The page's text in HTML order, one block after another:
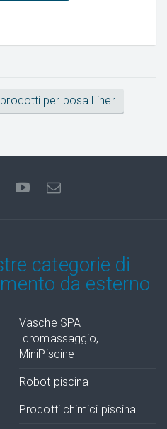
per posa Liner
categorie di
da esterno
Vasche SPA
Idromassaggio,
MiniPiscine
Robot piscina
Prodotti chimici piscina